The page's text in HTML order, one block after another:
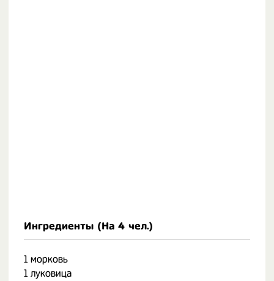
Ингредиенты (На 4 чел.)
1 морковь
1 луковица